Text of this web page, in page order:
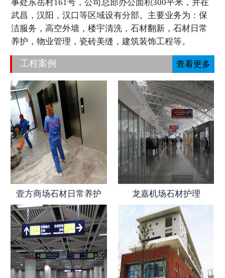
事处东岳村161号，公司总部办公面积300平米，并在
武昌，汉阳，汉口等区域设有分部。主要业务为：保
洁服务，高空外墙，楼宇清洗，石材翻新，石材日常
养护，物业管理，瓷砖美缝，建筑装饰工程等。
工程案例 查看更多
壹方商场石材日常养护 龙嘉机场石材护理